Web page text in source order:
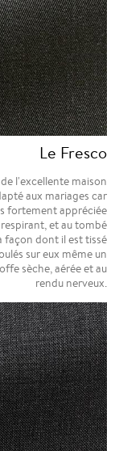
Le Fresco
l'excellente maison
aux mariages car
fortement appréciée
et au tombé
façon dont il est tissé
sur eux même un
sèche, aérée et au
rendu nerveux.